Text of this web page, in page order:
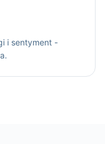
i sentyment -